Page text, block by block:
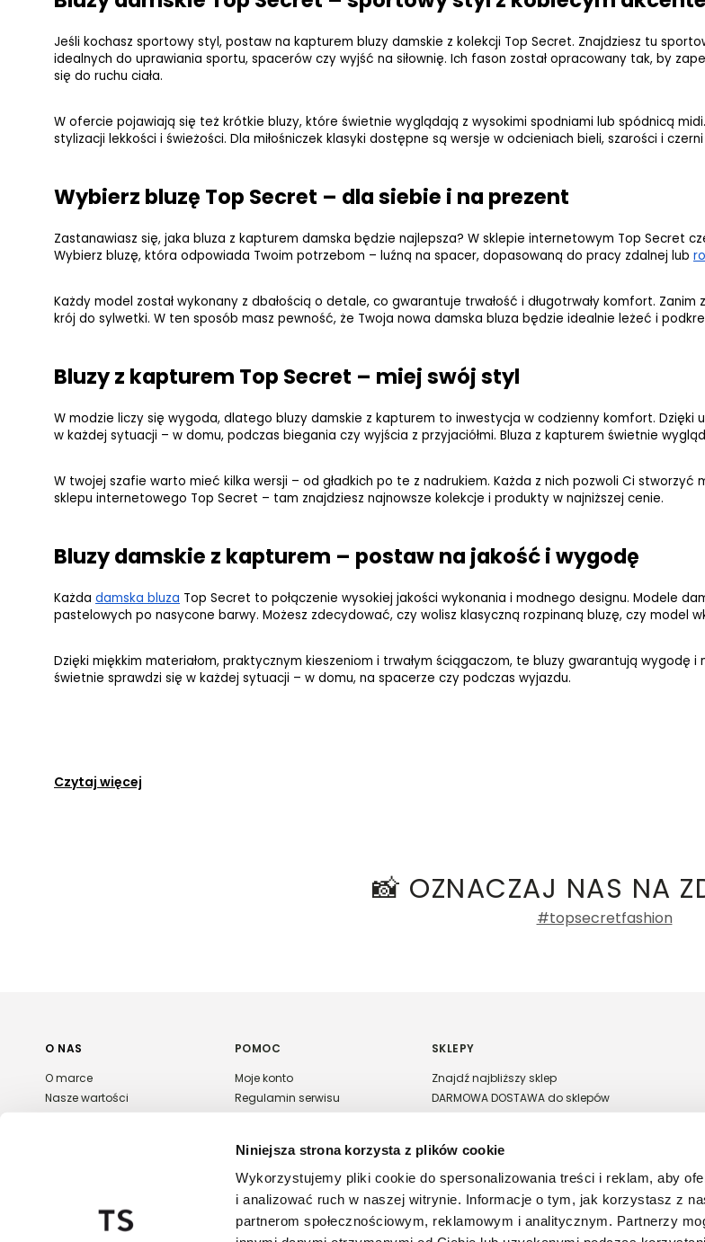
Niniejsza strona korzysta z plików cookie
Wykorzystujemy pliki cookie do spersonalizowania treści i reklam, aby
i analizować ruch w naszej witrynie. Informacje o tym, jak korzystasz z
partnerom społecznościowym, reklamowym i analitycznym. Partnerzy
Jeśli kochasz sportowy styl, postaw na kapturem bluzy damskie z kolekcji Top Secret. Znajdziesz tu
idealnych do uprawiania sportu, spacerów czy wyjść na siłownię. Ich fason został opracowany tak, by
się do ruchu ciała.
W ofercie pojawiają się też krótkie bluzy, które świetnie wyglądają z wysokimi spodniami lub spódnicą
stylizacji lekkości i świeżości. Dla miłośniczek klasyki dostępne są wersje w odcieniach bieli, szarości i
Wybierz bluzę Top Secret – dla siebie i na prezent
Zastanawiasz się, jaka bluza z kapturem damska będzie najlepsza? W sklepie internetowym Top Secret
Wybierz bluzę, która odpowiada Twoim potrzebom – luźną na spacer, dopasowaną do pracy zdalnej lub
Każdy model został wykonany z dbałością o detale, co gwarantuje trwałość i długotrwały komfort.
krój do sylwetki. W ten sposób masz pewność, że Twoja nowa damska bluza będzie idealnie leżeć i
Bluzy z kapturem Top Secret – miej swój styl
W modzie liczy się wygoda, dlatego bluzy damskie z kapturem to inwestycja w codzienny komfort.
w każdej sytuacji – w domu, podczas biegania czy wyjścia z przyjaciółmi. Bluza z kapturem świetnie
W twojej szafie warto mieć kilka wersji – od gładkich po te z nadrukiem. Każda z nich pozwoli Ci stworzyć
sklepu internetowego Top Secret – tam znajdziesz najnowsze kolekcje i produkty w najniższej cenie.
Bluzy damskie z kapturem – postaw na jakość i wygodę
Każda damska bluza Top Secret to połączenie wysokiej jakości wykonania i modnego designu. Modele
pastelowych po nasycone barwy. Możesz zdecydować, czy wolisz klasyczną rozpinaną bluzę, czy model
Dzięki miękkim materiałom, praktycznym kieszeniom i trwałym ściągaczom, te bluzy gwarantują
świetnie sprawdzi się w każdej sytuacji – w domu, na spacerze czy podczas wyjazdu.
Czytaj więcej
📸 OZNACZAJ NAS NA
#topsecretfashion
O NAS
O marce
Nasze wartości
POMOC
Moje konto
Regulamin serwisu
Karta podarunkowa
FAQ
Export & wholesale
Regulaminy promocji
SKLEPY
Znajdź najbliższy sklep
DARMOWA DOSTAWA do sklepów